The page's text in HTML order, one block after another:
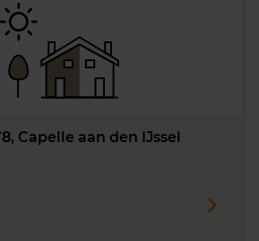
Capelle aan den IJssel